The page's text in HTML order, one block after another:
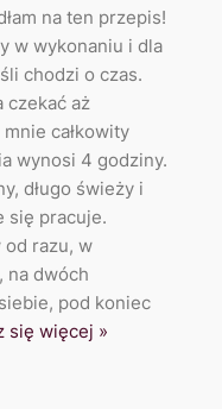
na ten przepis!
w wykonaniu i dla
chodzi o czas.
czekać aż
całkowity
wynosi 4 godziny.
długo świeży i
się pracuje.
od razu, w
na dwóch
pod koniec
się więcej »